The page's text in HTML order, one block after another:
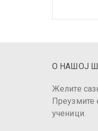
О НАШОЈ
Желите
Преузмите
ученици.